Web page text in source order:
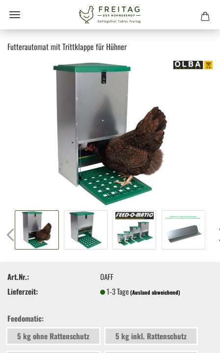
Futterautomat mit Trittklappe für Hühner
Art.Nr.:
OAFF
Lieferzeit:
1-3 Tage(Ausland abweichend)
Feedomatic:
5 kg ohne Rattenschutz
5 kg inkl. Rattenschutz